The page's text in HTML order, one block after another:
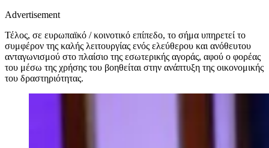
Advertisement
Τέλος, σε ευρωπαϊκό / κοινοτικό επίπεδο, το σήμα υπηρετεί το
συμφέρον της καλής λειτουργίας ενός ελεύθερου και ανόθευτου
ανταγωνισμού στο πλαίσιο της εσωτερικής αγοράς, αφού ο φορέας
του μέσω της χρήσης του βοηθείται στην ανάπτυξη της οικονομικής
του δραστηριότητας.